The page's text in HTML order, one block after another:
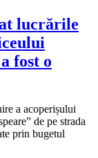
lucrările
fost o
a acoperișului
de pe strada
prin bugetul